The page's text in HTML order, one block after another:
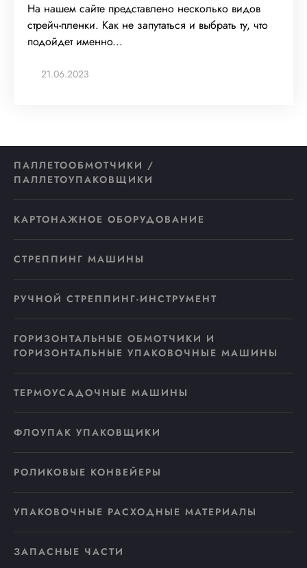
На нашем сайте представлено несколько видов
стрейч-пленки. Как не запутаться и выбрать ту, что
подойдет именно...
21.06.2023
ПАЛЛЕТООБМОТЧИКИ /
ПАЛЛЕТОУПАКОВЩИКИ
КАРТОНАЖНОЕ ОБОРУДОВАНИЕ
СТРЕППИНГ МАШИНЫ
РУЧНОЙ СТРЕППИНГ-ИНСТРУМЕНТ
ГОРИЗОНТАЛЬНЫЕ ОБМОТЧИКИ И
ГОРИЗОНТАЛЬНЫЕ УПАКОВОЧНЫЕ МАШИНЫ
ТЕРМОУСАДОЧНЫЕ МАШИНЫ
ФЛОУПАК УПАКОВЩИКИ
РОЛИКОВЫЕ КОНВЕЙЕРЫ
УПАКОВОЧНЫЕ РАСХОДНЫЕ МАТЕРИАЛЫ
ЗАПАСНЫЕ ЧАСТИ